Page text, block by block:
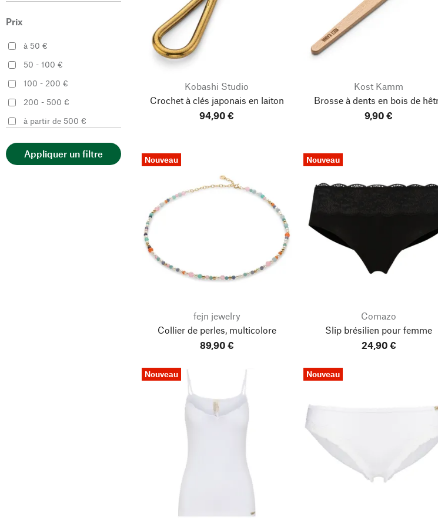
Guimatex
Guthmann
Hack Lederware
50
54
57 58
59 60
61 80
Prix
à 50 €
50 - 100 €
100 - 200 €
200 - 500 €
à partir de 500 €
Appliquer un filtre
Kobashi Studio
Crochet à clés japonais en laiton
94,90 €
Kost Kamm
Brosse à dents en bois de
9,90 €
Nouveau
fejn jewelry
Collier de perles, multicolore
89,90 €
Nouveau
Comazo
Slip brésilien pour femme
24,90 €
Nouveau Nouveau